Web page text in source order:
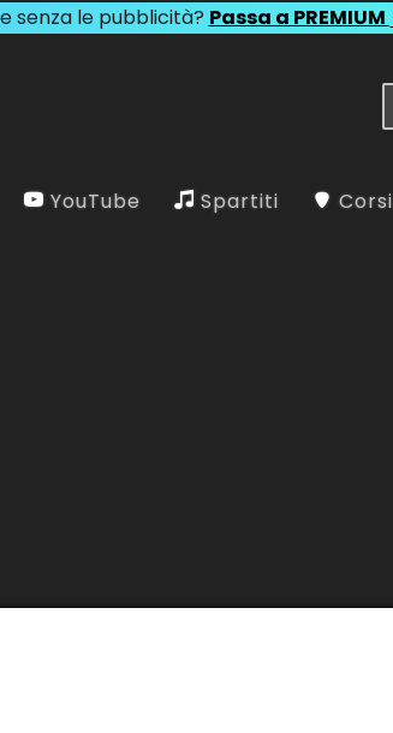
senza le pubblicità? Passa a PREMIUM
YouTube Spartiti Corsi